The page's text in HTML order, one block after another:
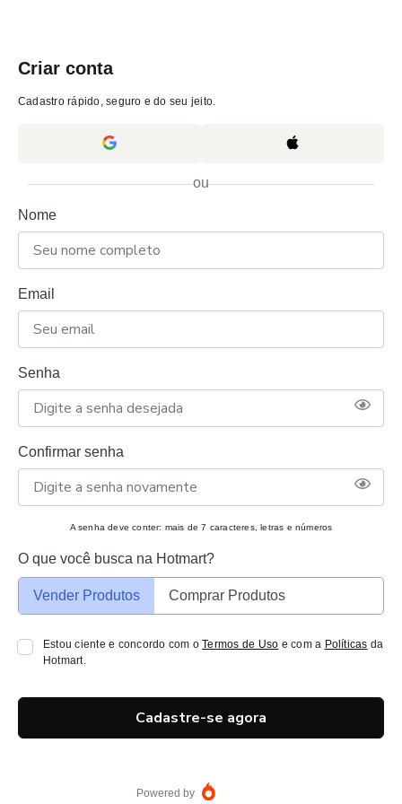
Criar conta
Cadastro rápido, seguro e do seu jeito.
ou
Nome
Email
Senha
Confirmar senha
A senha deve conter: mais de 7 caracteres, letras e números
O que você busca na Hotmart?
Vender Produtos Comprar Produtos
Estou ciente e concordo com oTermos de Uso e com a Políticas da
Hotmart.
Cadastre-se agora
Powered by